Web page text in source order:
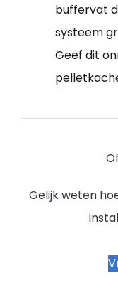
buffervat
systeem
Geef dit
Gelijk weten